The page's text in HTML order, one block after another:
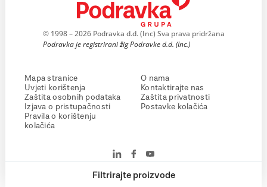
Filtrirajte proizvode
© 1998 – 2026 Podravka d.d. (Inc) Sva prava pridržana
Podravka je registrirani žig Podravke d.d. (Inc.)
Mapa stranice
Uvjeti korištenja
Zaštita osobnih podataka
Izjava o pristupačnosti
Pravila o korištenju
kolačića
O nama
Kontaktirajte nas
Zaštita privatnosti
Postavke kolačića